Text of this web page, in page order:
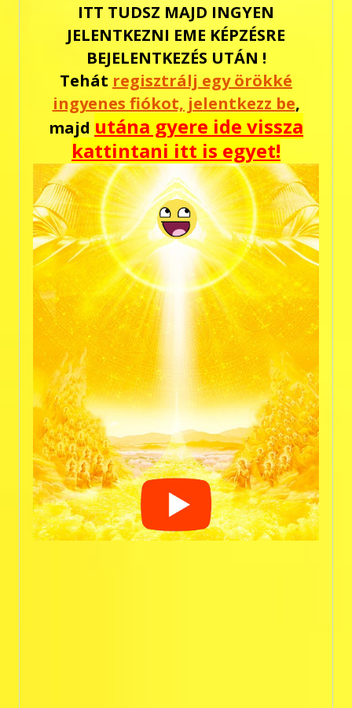
ITT TUDSZ MAJD INGYEN
JELENTKEZNI EME KÉPZÉSRE
BEJELENTKEZÉS UTÁN !
Tehát regisztrálj egy örökké
ingyenes fiókot, jelentkezz be,
majd utána gyere ide vissza
kattintani itt is egyet!